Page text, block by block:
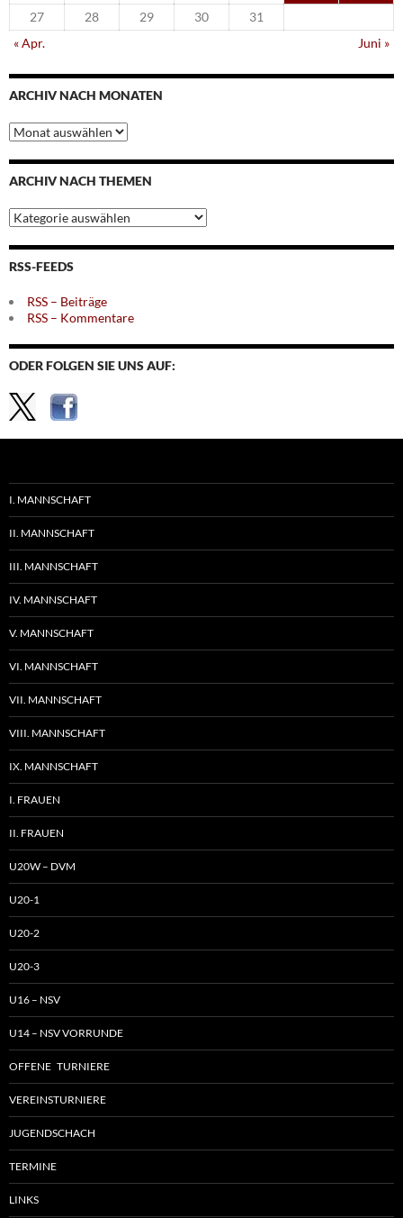
27
28 29 30
31
« Apr.
Juni »
ARCHIV NACH MONATEN
Archiv
nach
Monaten
ARCHIV NACH THEMEN
Archiv
nach
Themen
RSS-FEEDS
RSS – Beiträge
RSS – Kommentare
ODER FOLGEN SIE UNS AUF:
I. MANNSCHAFT
II. MANNSCHAFT
III. MANNSCHAFT
IV. MANNSCHAFT
V. MANNSCHAFT
VI. MANNSCHAFT
VII. MANNSCHAFT
VIII. MANNSCHAFT
IX. MANNSCHAFT
I. FRAUEN
II. FRAUEN
U20W – DVM
U20-1
U20-2
U20-3
U16 – NSV
U14 – NSV VORRUNDE
OFFENE TURNIERE
VEREINSTURNIERE
JUGENDSCHACH
TERMINE
LINKS